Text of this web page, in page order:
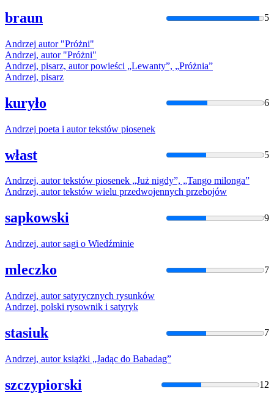
braun 5
Andrzej autor"Próżni"
Andrzej, autor"Próżni"
Andrzej, pisarz, autorpowieści „Lewanty”, „Próżnia”
Andrzej, pisarz
kuryło 6
Andrzej poeta i autortekstów piosenek
włast 5
Andrzej, autortekstów piosenek „Już nigdy”, „Tango milonga”
Andrzej, autortekstów wielu przedwojennych przebojów
sapkowski 9
Andrzej, autorsagi o Wiedźminie
mleczko 7
Andrzej, autorsatyrycznych rysunków
Andrzej, polski rysownik i satyryk
stasiuk 7
Andrzej, autorksiążki „Jadąc do Babadag”
szczypiorski 12